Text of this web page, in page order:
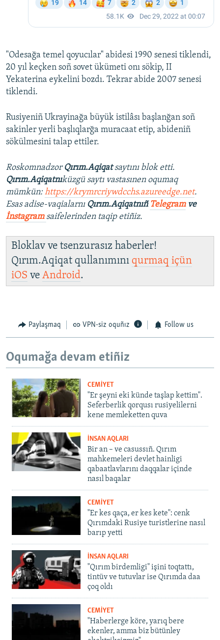
"Odesağa temel qoyucılar" abidesi 1990 senesi tiklendi,
20 yıl keçken soñ sovet ükümeti onı sökip, II
Yekaterina eykelini bozdı. Tekrar abide 2007 senesi
tiklendi.
Rusiyeniñ Ukrayinağa büyük istilâsı başlanğan soñ
sakinler yerli başlıqlarğa muracaat etip, abideniñ
sökülmesini talap ettiler.
Roskomnadzor Qırım.Aqiqatsaytını blok etti.
Qırım.Aqiqatnıküzgü saytı vastasınen oqumaq
mümkün:https://krymrcriywdcchs.azureedge.net.
Esas adise-vaqialarnı Qırım.Aqiqatnıñ Telegramve
İnstagram saifelerinden taqip etiñiz.
Bloklav ve tsenzurasız haberler!
Qırım.Aqiqat qullanımını qurmaq içün
iOS ve Android.
Paylaşmaq VPN-siz oquñız Follow us
Oqumağa devam etiñiz
CEMİYET
"Er şeyni eki künde taşlap kettim".
Seferberlik qorqusı rusiyelilerni
kene memleketten quva
İNSAN AQLARI
Bir an – ve casussıñ. Qırım
mahkemeleri devlet hainligi
qabaatlavlarını daqqalar içinde
nasıl baqalar
CEMİYET
"Er kes qaça, er kes kete": cenk
Qırımdaki Rusiye turistlerine nasıl
barıp yetti
İNSAN AQLARI
"Qırım birdemligi" işini toqtattı,
tintüv ve tutuvlar ise Qırımda daa
çoq oldı
CEMİYET
"Haberlerge köre, yarıq bere
ekenler, amma biz bütünley